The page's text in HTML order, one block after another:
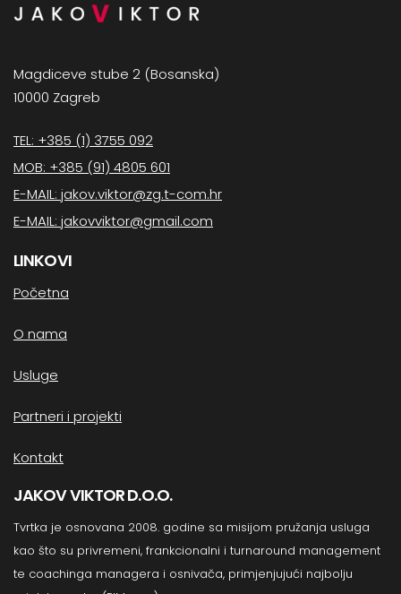
Magdiceve stube 2 (Bosanska)
10000 Zagreb
TEL: +385 (1) 3755 092
MOB: +385 (91) 4805 601
E-MAIL: jakov.viktor@zg.t-com.hr
E-MAIL: jakovviktor@gmail.com
LINKOVI
Početna
O nama
Usluge
Partneri i projekti
Kontakt
JAKOV VIKTOR D.O.O.
Tvrtka je osnovana 2008. godine sa misijom pružanja usluga
kao što su privremeni, frankcionalni i turnaround management
te coachinga managera i osnivača, primjenjujući najbolju